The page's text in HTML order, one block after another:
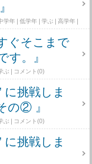
学年 低学年 学ぶ
高学年
ぐそこまで
す。』
ぶ コメント(0)
に挑戦しま
の② 』
ぶ コメント(0)
に挑戦しま